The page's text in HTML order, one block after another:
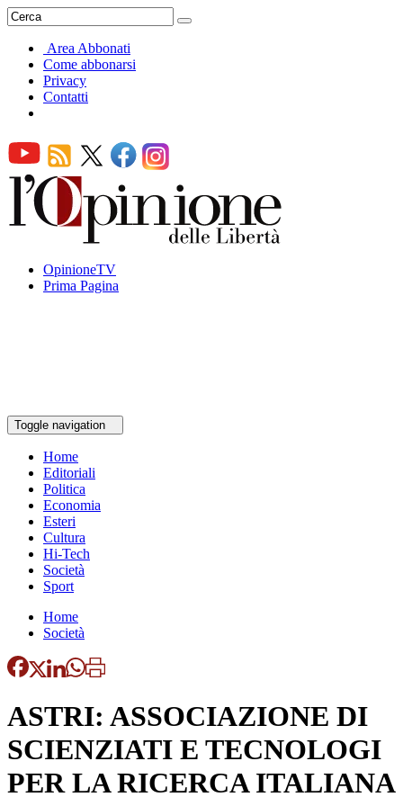
Area Abbonati
Come abbonarsi
Privacy
Contatti
OpinioneTV
Prima Pagina
Toggle navigation
Home
Editoriali
Politica
Economia
Esteri
Cultura
Hi-Tech
Società
Sport
Home
Società
ASTRI: ASSOCIAZIONE DI
SCIENZIATI E TECNOLOGI
PER LA RICERCA ITALIANA